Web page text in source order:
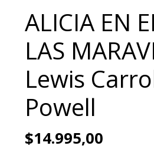
ALICIA EN
LAS
Lewis
Powell
$14.995,00